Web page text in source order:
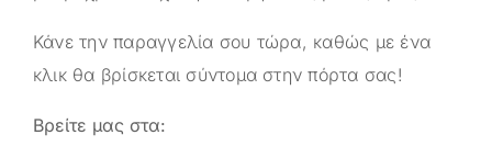
Κάνε την παραγγελία σου τώρα, καθώς με ένα
κλικ θα βρίσκεται σύντομα στην πόρτα σας!
Βρείτε μας στα: